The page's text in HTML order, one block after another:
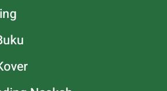
Naskah
Naskah